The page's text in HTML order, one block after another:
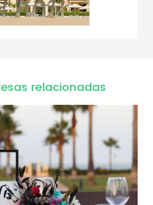
relacionadas